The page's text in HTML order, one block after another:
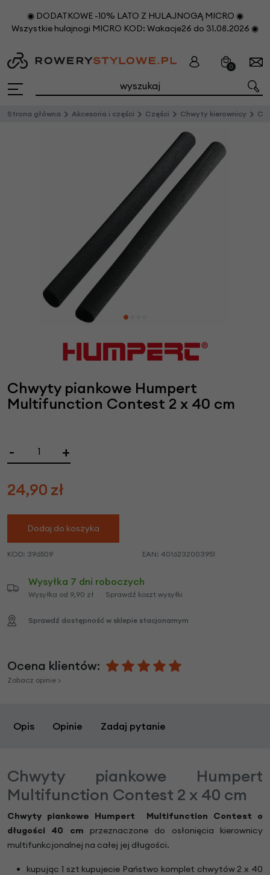
◉ DODATKOWE -10% LATO Z HULAJNOGĄ MICRO ◉
Wszystkie hulajnogi MICRO KOD: Wakacje26 do 31.08.2026 ◉
0
Strona główna Akcesoria i części Części Chwyty kierownicy
Chwyty piankowe Humpert
Multifunction Contest 2 x 40 cm
- +
24,90 zł
Dodaj do koszyka
KOD: 396509 EAN: 4016232003951
Wysyłka 7 dni roboczych
Wysyłka od 9,90 zł Sprawdź koszt wysyłki
Sprawdź dostępność w sklepie stacjonarnym
Ocena klientów:
Zobacz opinie >
Opis Opinie Zadaj pytanie
Chwyty piankowe Humpert
Multifunction Contest 2 x 40 cm
Chwyty piankowe Humpert Multifunction Contest o
długości 40 cm przeznaczone do osłonięcia kierownicy
multifunkcjonalnej na całej jej długości.
kupując 1 szt kupujecie Państwo komplet chwytów 2 x 40